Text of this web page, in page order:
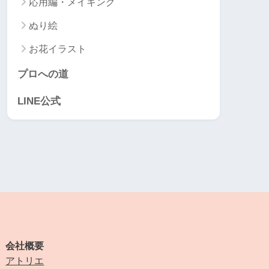
ぬり絵
お花イラスト
プロへの道
LINE公式
会社概要
アトリエ